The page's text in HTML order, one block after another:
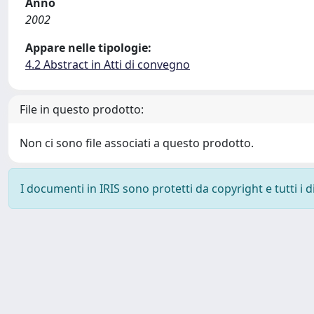
2002
Appare nelle tipologie:
4.2 Abstract in Atti di convegno
File in questo prodotto:
Non ci sono file associati a questo prodotto.
I documenti in IRIS sono protetti da copyright e tutti i